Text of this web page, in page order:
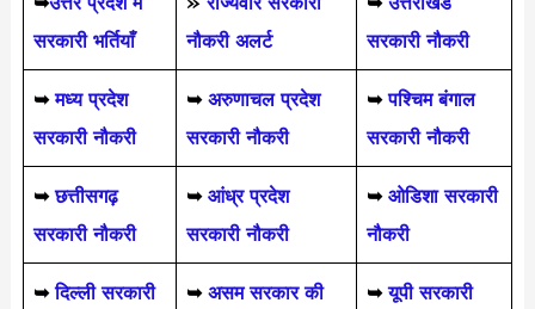
सरकारी भर्तियाँ
नौकरी अलर्ट
सरकारी नौकरी
➥ मध्य प्रदेश
सरकारी नौकरी
➥ अरुणाचल प्रदेश
सरकारी नौकरी
➥ पश्चिम बंगाल
सरकारी नौकरी
➥ छत्तीसगढ़
सरकारी नौकरी
➥ आंध्र प्रदेश
सरकारी नौकरी
➥ ओडिशा सरकारी
नौकरी
➥ दिल्ली सरकारी
➥ असम सरकार की
➥ यूपी सरकारी